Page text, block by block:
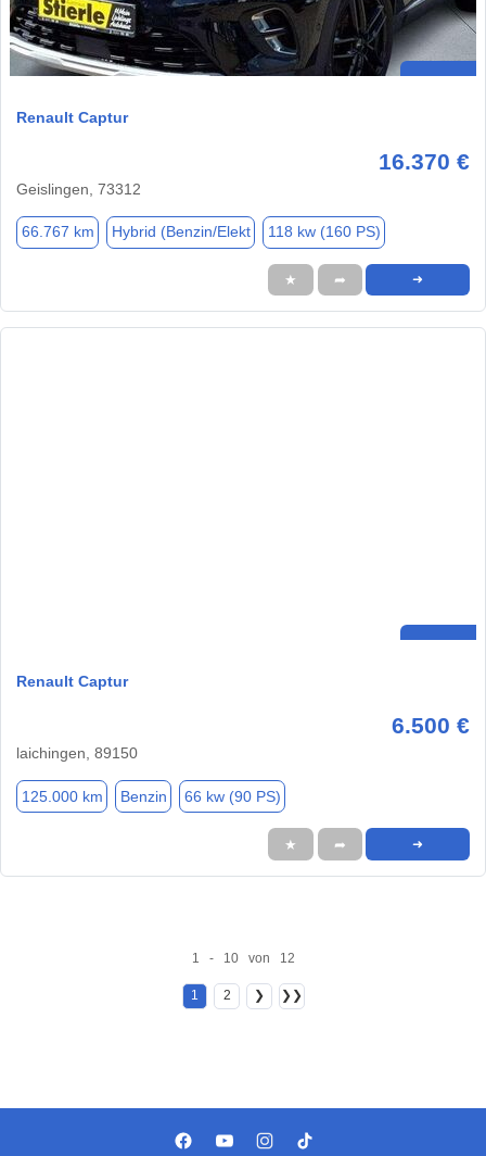
Renault Captur
16.370 €
Geislingen, 73312
66.767 km Hybrid (Benzin/Elekt 118 kw (160 PS)
★ ➦ ➜
Renault Captur
6.500 €
laichingen, 89150
125.000 km Benzin 66 kw (90 PS)
★ ➦ ➜
1 - 10 von 12
1 2 ❯ ❯❯